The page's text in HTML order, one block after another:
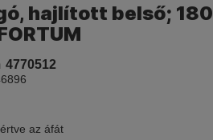
hajlított belső; 180
4770512
az áfát